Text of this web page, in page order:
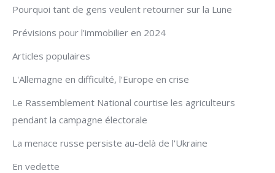
Pourquoi tant de gens veulent retourner sur la Lune
Prévisions pour l'immobilier en 2024
Articles populaires
L'Allemagne en difficulté, l'Europe en crise
Le Rassemblement National courtise les agriculteurs
pendant la campagne électorale
La menace russe persiste au-delà de l'Ukraine
En vedette